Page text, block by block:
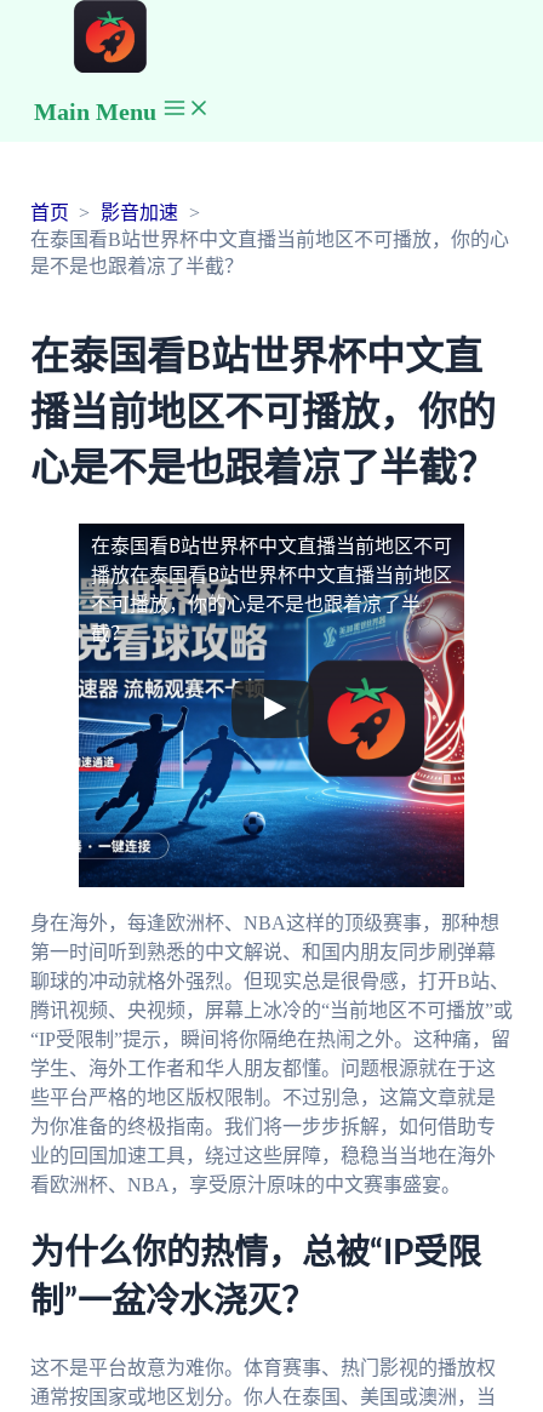
Main Menu
首页
影音加速
在泰国看B站世界杯中文直播当前地区不可播放，你的心
是不是也跟着凉了半截？
在泰国看B站世界杯中文直
播当前地区不可播放，你的
心是不是也跟着凉了半截？
在泰国看B站世界杯中文直播当前地区不可
播放在泰国看B站世界杯中文直播当前地区
不可播放，你的心是不是也跟着凉了半
截？
身在海外，每逢欧洲杯、NBA这样的顶级赛事，那种想
第一时间听到熟悉的中文解说、和国内朋友同步刷弹幕
聊球的冲动就格外强烈。但现实总是很骨感，打开B站、
腾讯视频、央视频，屏幕上冰冷的“当前地区不可播放”或
“IP受限制”提示，瞬间将你隔绝在热闹之外。这种痛，留
学生、海外工作者和华人朋友都懂。问题根源就在于这
些平台严格的地区版权限制。不过别急，这篇文章就是
为你准备的终极指南。我们将一步步拆解，如何借助专
业的回国加速工具，绕过这些屏障，稳稳当当地在海外
看欧洲杯、NBA，享受原汁原味的中文赛事盛宴。
为什么你的热情，总被“IP受限
制”一盆冷水浇灭？
这不是平台故意为难你。体育赛事、热门影视的播放权
通常按国家或地区划分。你人在泰国、美国或澳洲，当